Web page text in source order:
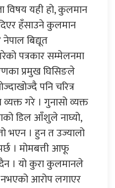
विषय यही हो, कुलमान
हँसाउने कुलमान
बिद्यूत
पत्रकार सम्मेलनमा
प्रमुख घिसिङले
पनि चरित्र
गरे । गुनासो व्यक्त
डिल आँशुले नाघ्यो,
भएन । हुन त उज्यालो
। मोमबत्ती आफू
। यो कुरा कुलमानले
आरोप लगाएर